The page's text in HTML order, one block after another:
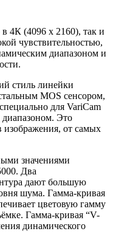
4К (4096 x 2160), так и
чувствительностью,
диапазоном и
стиль линейки
MOS сенсором,
для VariCam
Это
изображения, от самых
значениями
Два
дают большую
шума. Гамма-кривая
цветовую гамму
Гамма-кривая “V-
динамического